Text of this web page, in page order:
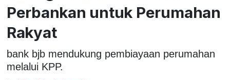
Perbankan untuk Perumahan
Rakyat
bank bjb mendukung pembiayaan perumahan
melalui KPP.